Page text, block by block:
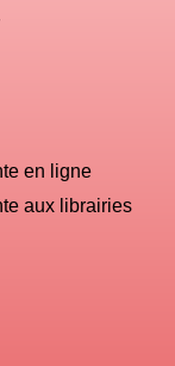
en ligne
aux librairies